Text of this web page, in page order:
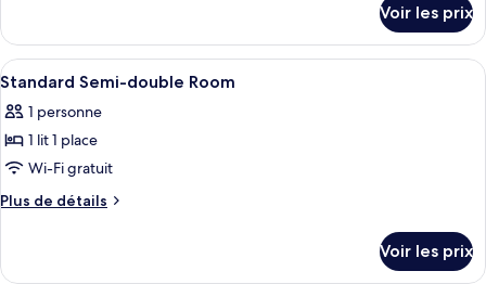
chambre :
Standard
Single
Room
le
type
de
Standard
Single
Voir les prix
Afficher
toutes
les
photos
pour
ce
chambre :
Literie de qualité supérieure, couette
1
Standard Semi-double Room
1 personne
1 lit 1 place
Wi-Fi gratuit
Plus de détails
Plus
le
Voir les prix